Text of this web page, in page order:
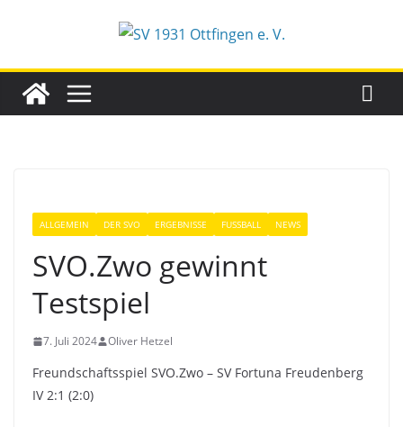
ALLGEMEIN DER SVO ERGEBNISSE FUSSBALL NEWS
SVO.Zwo gewinnt
Testspiel
7. Juli 2024 Oliver Hetzel
Freundschaftsspiel SVO.Zwo – SV Fortuna Freudenberg
IV 2:1 (2:0)